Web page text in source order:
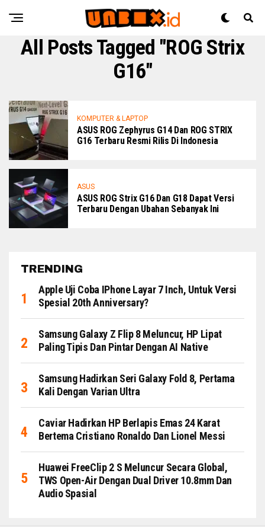
All Posts Tagged "ROG Strix
G16"
KOMPUTER & LAPTOP
ASUS ROG Zephyrus G14 Dan ROG STRIX
G16 Terbaru Resmi Rilis Di Indonesia
ASUS
ASUS ROG Strix G16 Dan G18 Dapat Versi
Terbaru Dengan Ubahan Sebanyak Ini
TRENDING
Apple Uji Coba IPhone Layar 7 Inch, Untuk Versi
Spesial 20th Anniversary?
Samsung Galaxy Z Flip 8 Meluncur, HP Lipat
Paling Tipis Dan Pintar Dengan AI Native
Samsung Hadirkan Seri Galaxy Fold 8, Pertama
Kali Dengan Varian Ultra
Caviar Hadirkan HP Berlapis Emas 24 Karat
Bertema Cristiano Ronaldo Dan Lionel Messi
Huawei FreeClip 2 S Meluncur Secara Global,
TWS Open-Air Dengan Dual Driver 10.8mm Dan
Audio Spasial